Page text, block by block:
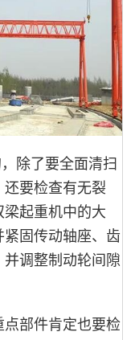
除了要全面清扫
要检查有无裂
起重机中的大
固传动轴座、齿
调整制动轮间隙
部件肯定也要检